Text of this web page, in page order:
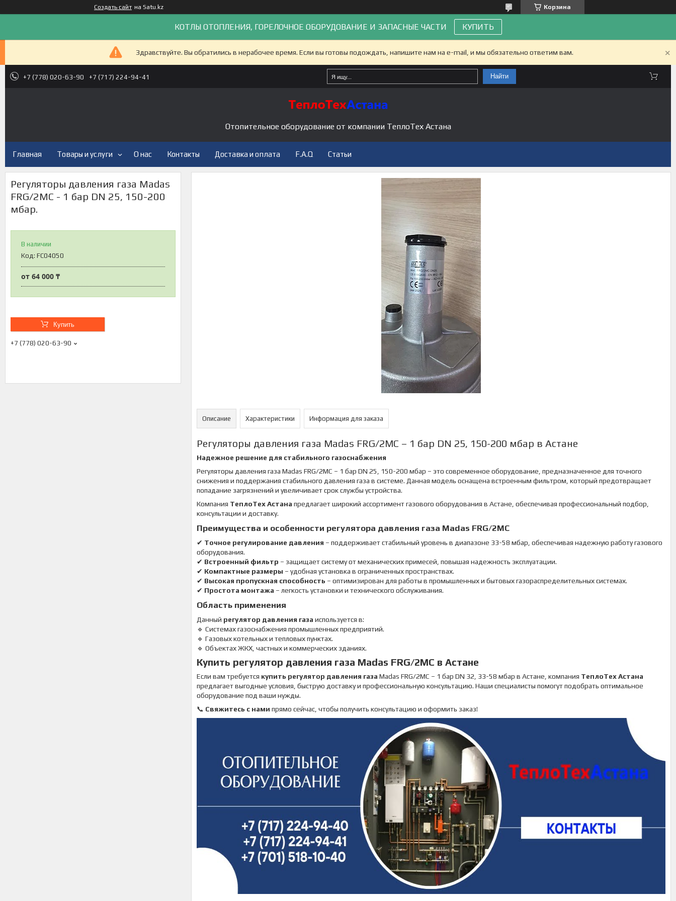
Создать сайт на Satu.kz Корзина
КОТЛЫ ОТОПЛЕНИЯ, ГОРЕЛОЧНОЕ ОБОРУДОВАНИЕ И ЗАПАСНЫЕ ЧАСТИ КУПИТЬ
Здравствуйте. Вы обратились в нерабочее время. Если вы готовы подождать, напишите нам на e-mail, и мы обязательно ответим вам.
+7 (778) 020-63-90 +7 (717) 224-94-41 Найти
Отопительное оборудование от компании ТеплоТех Астана
Главная Товары и услуги О нас Контакты Доставка и оплата F.A.Q Статьи
Регуляторы давления газа Madas
FRG/2MC - 1 бар DN 25, 150-200
мбар.
В наличии
Код: FC04050
от 64 000 ₸
Купить
+7 (778) 020-63-90
Описание Характеристики Информация для заказа
Регуляторы давления газа Madas FRG/2MC – 1 бар DN 25, 150-200 мбар в Астане
Надежное решение для стабильного газоснабжения
Регуляторы давления газа Madas FRG/2MC – 1 бар DN 25, 150-200 мбар – это современное оборудование, предназначенное для точного
снижения и поддержания стабильного давления газа в системе. Данная модель оснащена встроенным фильтром, который предотвращает
попадание загрязнений и увеличивает срок службы устройства.
Компания ТеплоТех Астана предлагает широкий ассортимент газового оборудования в Астане, обеспечивая профессиональный подбор,
консультации и доставку.
Преимущества и особенности регулятора давления газа Madas FRG/2MC
✔ Точное регулирование давления – поддерживает стабильный уровень в диапазоне 33-58 мбар, обеспечивая надежную работу газового
оборудования.
✔ Встроенный фильтр – защищает систему от механических примесей, повышая надежность эксплуатации.
✔ Компактные размеры – удобная установка в ограниченных пространствах.
✔ Высокая пропускная способность – оптимизирован для работы в промышленных и бытовых газораспределительных системах.
✔ Простота монтажа – легкость установки и технического обслуживания.
Область применения
Данный регулятор давления газа используется в:
🔹 Системах газоснабжения промышленных предприятий.
🔹 Газовых котельных и тепловых пунктах.
🔹 Объектах ЖКХ, частных и коммерческих зданиях.
Купить регулятор давления газа Madas FRG/2MC в Астане
Если вам требуется купить регулятор давления газа Madas FRG/2MC – 1 бар DN 32, 33-58 мбар в Астане, компания ТеплоТех Астана
предлагает выгодные условия, быструю доставку и профессиональную консультацию. Наши специалисты помогут подобрать оптимальное
оборудование под ваши нужды.
📞 Свяжитесь с нами прямо сейчас, чтобы получить консультацию и оформить заказ!